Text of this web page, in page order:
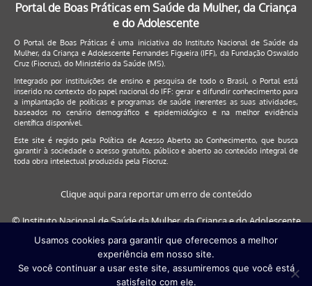
Portal de Boas Práticas em Saúde da Mulher, da Criança
e do Adolescente
O Portal de Boas Práticas é uma iniciativa do Instituto Nacional de Saúde da
Mulher, da Criança e Adolescente Fernandes Figueira (IFF), da Fundação Oswaldo
Cruz (Fiocruz), do Ministério da Saúde (MS).
Integrado por instituições de ensino e pesquisa de todo o Brasil, o Portal está
inserido no contexto do papel nacional do IFF: gerar e difundir conhecimento para
a implantação de políticas e programas de saúde inerentes as suas atividades,
baseados no cenário demográfico e epidemiológico e na melhor evidência
científica disponível.
Este site é regido pela Política de Acesso Aberto ao Conhecimento, que busca
garantir à sociedade o acesso gratuito, público e aberto ao conteúdo integral de
toda obra intelectual produzida pela Fiocruz.
Clique aqui para reportar um erro de conteúdo
© Instituto Nacional de Saúde da Mulher, da Criança e do Adolescente
Este site será melhor visualizado nos navegadores: Google Chrome (a
partir da versão 30) | Internet Explorer (a partir da versão 9) | FireFox (
Usamos cookies para garantir que oferecemos a melhor
experiência em nosso site.
Se você continuar a usar este site, assumiremos que você está
satisfeito com ele.